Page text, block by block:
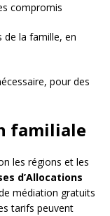
compromis
de la famille, en
pour des
familiale
les régions et les
d’Allocations
médiation gratuits
tarifs peuvent